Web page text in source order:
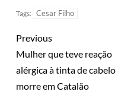
Tags: Cesar Filho
Previous
Mulher que teve reação
alérgica à tinta de cabelo
morre em Catalão